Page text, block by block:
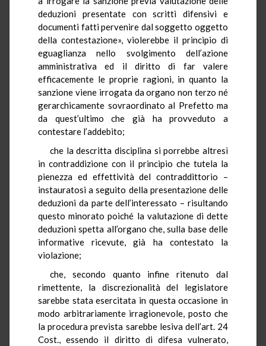
deduzioni presentate con scritti difensivi e
documenti fatti pervenire dal soggetto oggetto
della contestazione», violerebbe il principio di
eguaglianza nello svolgimento dell’azione
amministrativa ed il diritto di far valere
efficacemente le proprie ragioni, in quanto la
sanzione viene irrogata da organo non terzo né
gerarchicamente sovraordinato al Prefetto ma
da quest’ultimo che già ha provveduto a
contestare l’addebito;
che la descritta disciplina si porrebbe altresì
in contraddizione con il principio che tutela la
pienezza ed effettività del contraddittorio –
instauratosi a seguito della presentazione delle
deduzioni da parte dell’interessato – risultando
questo minorato poiché la valutazione di dette
deduzioni spetta all’organo che, sulla base delle
informative ricevute, già ha contestato la
violazione;
che, secondo quanto infine ritenuto dal
rimettente, la discrezionalità del legislatore
sarebbe stata esercitata in questa occasione in
modo arbitrariamente irragionevole, posto che
la procedura prevista sarebbe lesiva dell’art. 24
Cost., essendo il diritto di difesa vulnerato,